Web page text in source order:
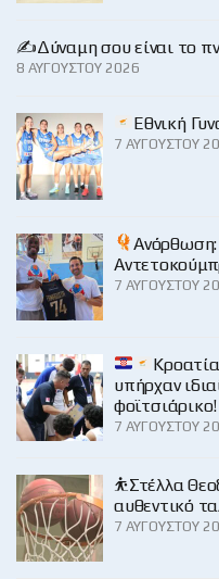
✍️Δύναμη σου είναι το
8 ΑΥΓΟΎΣΤΟΥ 2026
Εθνική
7 ΑΥΓΟΎΣΤΟΥ
Ανόρθωση:
7 ΑΥΓΟΎΣΤΟΥ
υπήρχαν
φοϊτσιάρικο!
7 ΑΥΓΟΎΣΤΟΥ
⛹️Στέλλα
αυθεντικό
7 ΑΥΓΟΎΣΤΟΥ